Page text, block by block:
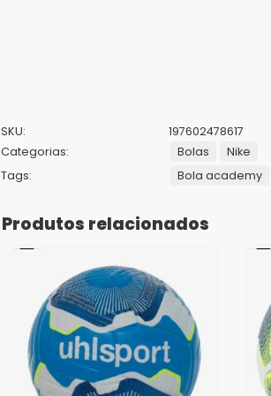
SKU:
197602478617
Categorias:
Bolas
Nike
Tags:
Bola academy
Produtos relacionados